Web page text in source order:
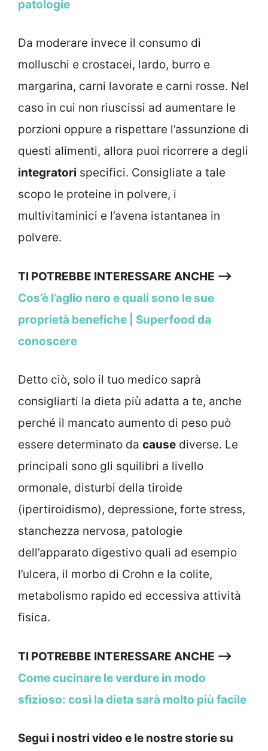
patologie
Da moderare invece il consumo di
molluschi e crostacei, lardo, burro e
margarina, carni lavorate e carni rosse. Nel
caso in cui non riuscissi ad aumentare le
porzioni oppure a rispettare l’assunzione di
questi alimenti, allora puoi ricorrere a degli
integratori specifici. Consigliate a tale
scopo le proteine in polvere, i
multivitaminici e l’avena istantanea in
polvere.
TI POTREBBE INTERESSARE ANCHE —->
Cos’è l’aglio nero e quali sono le sue
proprietà benefiche | Superfood da
conoscere
Detto ciò, solo il tuo medico saprà
consigliarti la dieta più adatta a te, anche
perché il mancato aumento di peso può
essere determinato da cause diverse. Le
principali sono gli squilibri a livello
ormonale, disturbi della tiroide
(ipertiroidismo), depressione, forte stress,
stanchezza nervosa, patologie
dell’apparato digestivo quali ad esempio
l’ulcera, il morbo di Crohn e la colite,
metabolismo rapido ed eccessiva attività
fisica.
TI POTREBBE INTERESSARE ANCHE —->
Come cucinare le verdure in modo
sfizioso: così la dieta sarà molto più facile
Segui i nostri video e le nostre storie su